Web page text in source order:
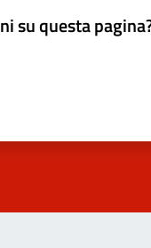
su questa